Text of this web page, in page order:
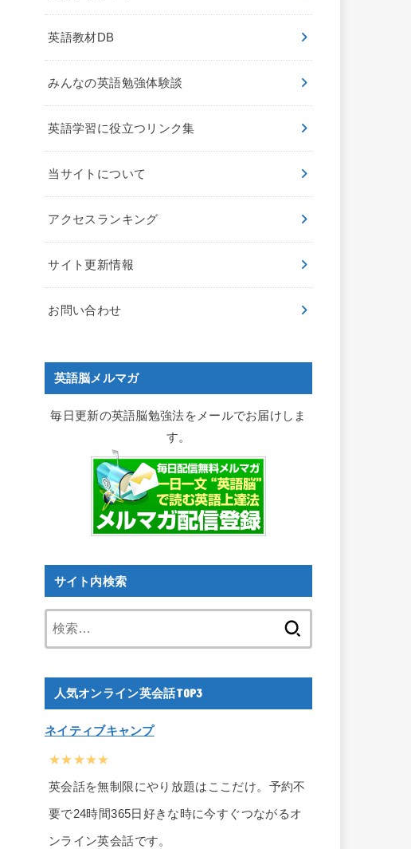
英語教材DB
みんなの英語勉強体験談
英語学習に役立つリンク集
当サイトについて
アクセスランキング
サイト更新情報
お問い合わせ
英語脳メルマガ
毎日更新の英語脳勉強法をメールでお届けしま
す。
サイト内検索
人気オンライン英会話TOP3
ネイティブキャンプ
★★★★★
英会話を無制限にやり放題はここだけ。予約不
要で24時間365日好きな時に今すぐつながるオ
ンライン英会話です。